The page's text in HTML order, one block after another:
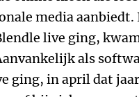
media aanbiedt.
live ging,
als
ging, in april dat